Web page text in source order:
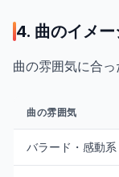
4. 曲のイメ
曲の雰囲気に合っ
曲の雰囲気
バラード・感動系